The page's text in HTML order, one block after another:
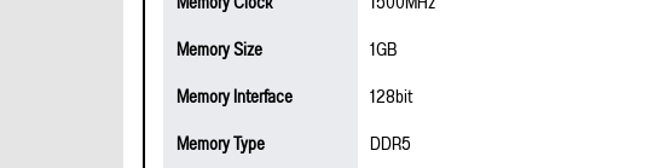
Memory Size
1GB
Memory Interface
128bit
Memory Type
DDR5